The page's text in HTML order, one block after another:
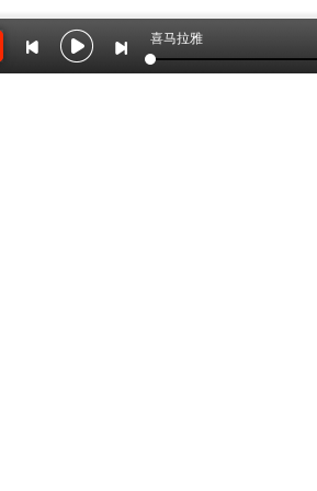
喜马拉雅